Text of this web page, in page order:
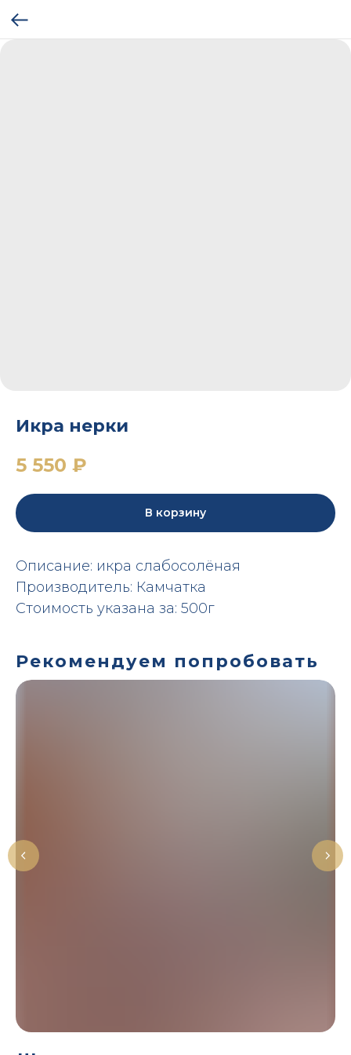
Икра нерки
5 550 ₽
В корзину
Описание: икра слабосолёная
Производитель: Камчатка
Стоимость указана за: 500г
Рекомендуем попробовать